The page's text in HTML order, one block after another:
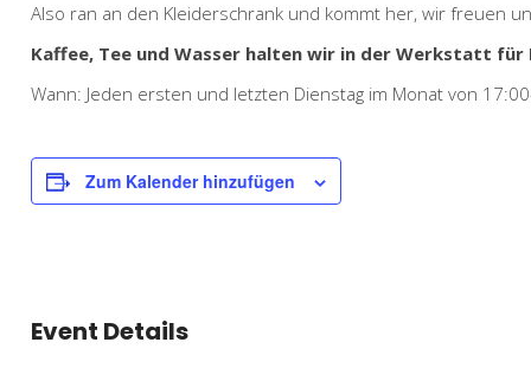
Also ran an den Kleiderschrank und kommt her, wir freuen
Kaffee, Tee und Wasser halten wir in der Werkstatt für
Wann: Jeden ersten und letzten Dienstag im Monat von
Zum Kalender hinzufügen
Event Details